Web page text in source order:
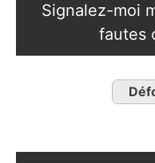
Signalez-moi
fautes